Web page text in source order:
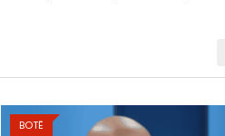
BOTË